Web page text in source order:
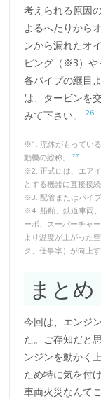
考えられる原因
よるへたりから
ンから漏れたオ
ピング（※3）や
各パイプの継目
は、タービンを
みて下さい。26
※1. 流体がもってい
動機の総称。27
※2. 正式には、エア
とする機器に直接接
※3. 配管またはパイ
※4. 船舶、鉄道車両
ーボ、スーパーチャ
より温度が上がった
ク、仕事率）が向上
まとめ
今回は、エンジ
た。ご存知だと
ンジンを動かく
ため特に気を付
車両火災なんて